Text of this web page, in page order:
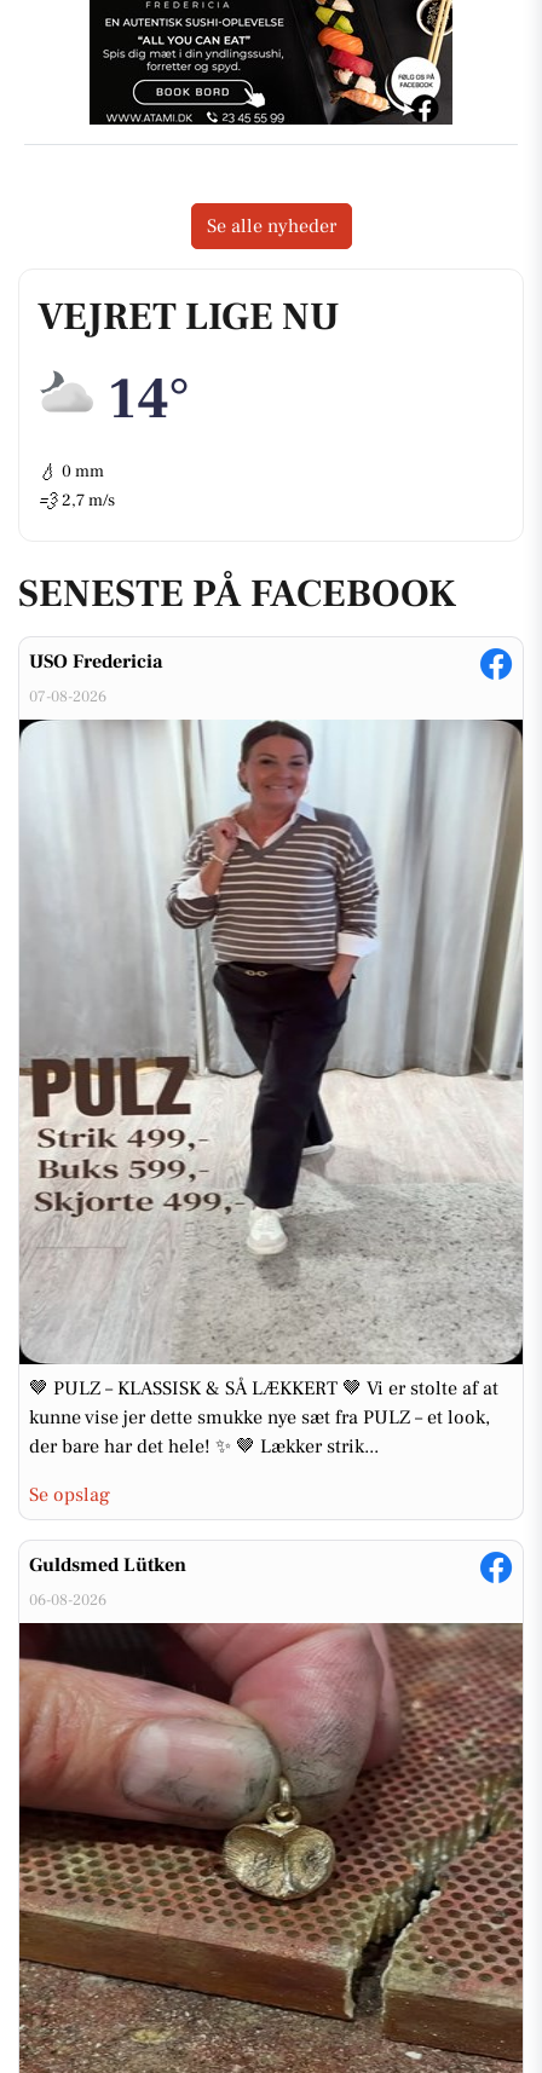
VEJRET LIGE NU
14°
💧 0 mm
💨 2,7 m/s
SENESTE PÅ FACEBOOK
USO Fredericia
07-08-2026
🤎 PULZ – KLASSISK & SÅ LÆKKERT 🤎 Vi er stolte af at
kunne vise jer dette smukke nye sæt fra PULZ – et look,
der bare har det hele! ✨ 🤎 Lækker strik...
Se opslag
Guldsmed Lütken
06-08-2026
Se alle nyheder